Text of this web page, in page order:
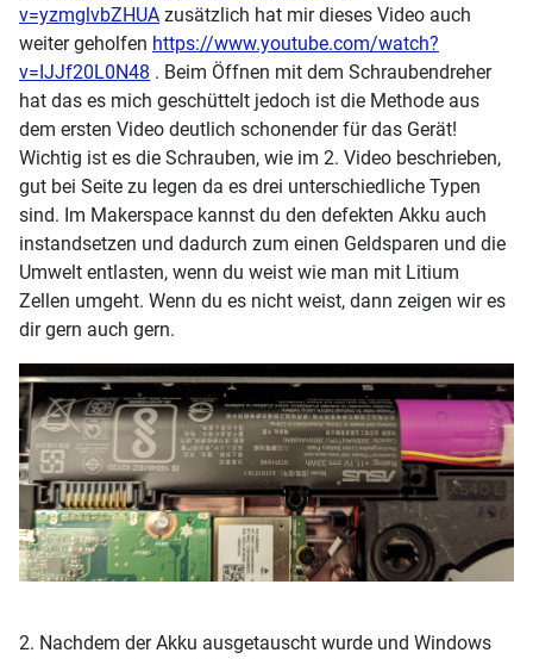
v=yzmglvbZHUA zusätzlich hat mir dieses Video auch
weiter geholfen https://www.youtube.com/watch?
v=IJJf20L0N48 . Beim Öffnen mit dem Schraubendreher
hat das es mich geschüttelt jedoch ist die Methode aus
dem ersten Video deutlich schonender für das Gerät!
Wichtig ist es die Schrauben, wie im 2. Video beschrieben,
gut bei Seite zu legen da es drei unterschiedliche Typen
sind. Im Makerspace kannst du den defekten Akku auch
instandsetzen und dadurch zum einen Geldsparen und die
Umwelt entlasten, wenn du weist wie man mit Litium
Zellen umgeht. Wenn du es nicht weist, dann zeigen wir es
dir gern auch gern.
2. Nachdem der Akku ausgetauscht wurde und Windows